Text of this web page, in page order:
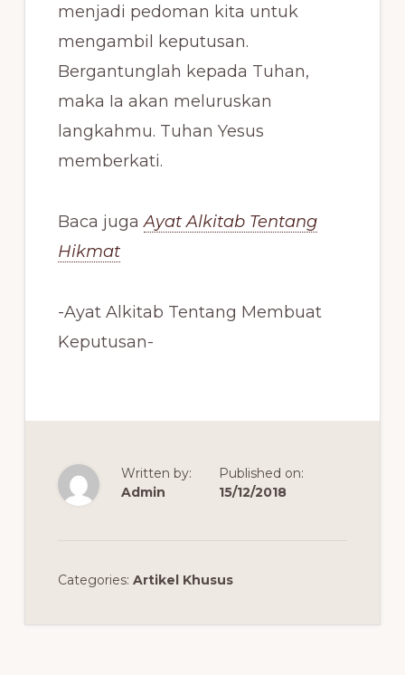
menjadi pedoman kita untuk
mengambil keputusan.
Bergantunglah kepada Tuhan,
maka Ia akan meluruskan
langkahmu. Tuhan Yesus
memberkati.
Baca jugaAyat Alkitab Tentang
Hikmat
-Ayat Alkitab Tentang Membuat
Keputusan-
Written by:
Admin
Published on:
15/12/2018
Categories: Artikel Khusus